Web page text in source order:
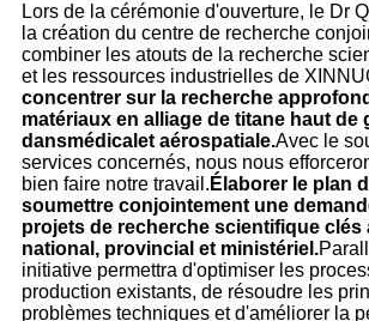
Lors de la cérémonie d'ouverture, le Dr
la création du centre de recherche
combiner les atouts de la recherche
et les ressources industrielles de
concentrer sur la recherche
matériaux en alliage de titane haut de
dansmédical et aérospatiale.Avec le
services concernés, nous nous
bien faire notre travail. Élaborer le plan
soumettre conjointement une
projets de recherche scientifique clés
national, provincial et ministériel.
initiative permettra d'optimiser les
production existants, de résoudre les
problèmes techniques et d'améliorer la